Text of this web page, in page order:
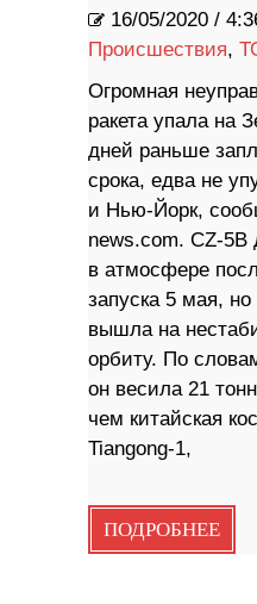
16/05/2020 /
Происшествия,
Огромная
ракета упала на
дней раньше
срока, едва не
и Нью-Йорк,
news.com. CZ-5B
в атмосфере
запуска 5 мая, но
вышла на
орбиту. По
он весила 21
чем китайская
Tiangong-1,
ПОДРОБНЕЕ